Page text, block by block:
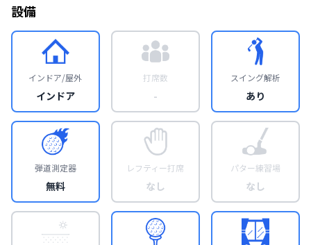
設備
インドア/屋外
インドア
打席数
-
スイング解析
あり
弾道測定器
無料
レフティー打席
なし
パター練習場
なし